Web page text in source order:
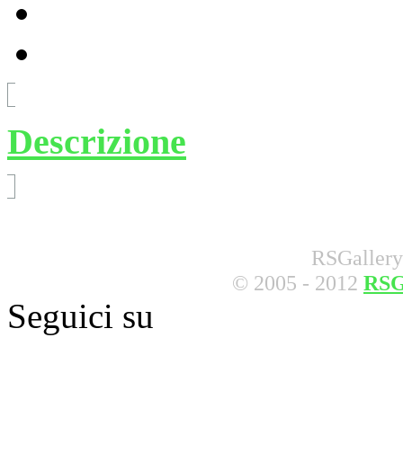
Descrizione
© 2005 - 2012
Seguici su